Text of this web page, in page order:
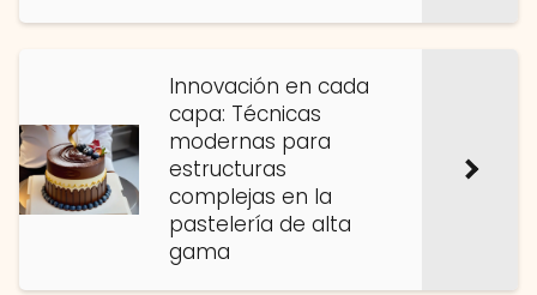
Innovación en cada
capa: Técnicas
modernas para
estructuras
complejas en la
pastelería de alta
gama